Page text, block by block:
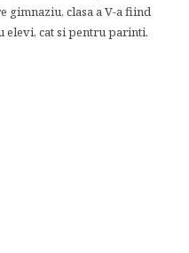
gimnaziu, clasa a V-a fiind
elevi, cat si pentru parinti.